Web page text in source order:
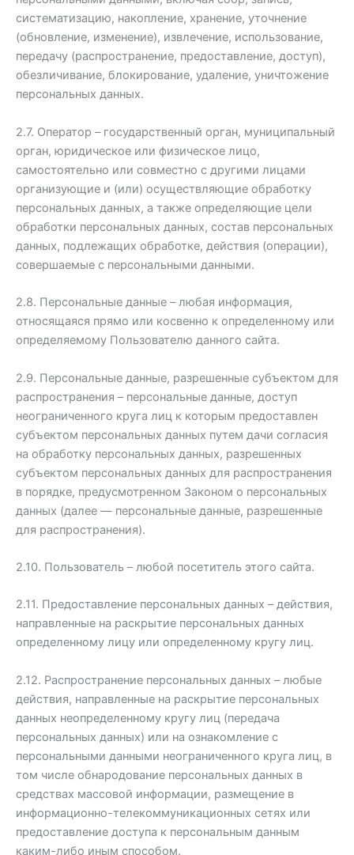
систематизацию, накопление, хранение, уточнение
(обновление, изменение), извлечение, использование,
передачу (распространение, предоставление, доступ),
обезличивание, блокирование, удаление, уничтожение
персональных данных.
2.7. Оператор – государственный орган, муниципальный
орган, юридическое или физическое лицо,
самостоятельно или совместно с другими лицами
организующие и (или) осуществляющие обработку
персональных данных, а также определяющие цели
обработки персональных данных, состав персональных
данных, подлежащих обработке, действия (операции),
совершаемые с персональными данными.
2.8. Персональные данные – любая информация,
относящаяся прямо или косвенно к определенному или
определяемому Пользователю данного сайта.
2.9. Персональные данные, разрешенные субъектом для
распространения – персональные данные, доступ
неограниченного круга лиц к которым предоставлен
субъектом персональных данных путем дачи согласия
на обработку персональных данных, разрешенных
субъектом персональных данных для распространения
в порядке, предусмотренном Законом о персональных
данных (далее — персональные данные, разрешенные
для распространения).
2.10. Пользователь – любой посетитель этого сайта.
2.11. Предоставление персональных данных – действия,
направленные на раскрытие персональных данных
определенному лицу или определенному кругу лиц.
2.12. Распространение персональных данных – любые
действия, направленные на раскрытие персональных
данных неопределенному кругу лиц (передача
персональных данных) или на ознакомление с
персональными данными неограниченного круга лиц, в
том числе обнародование персональных данных в
средствах массовой информации, размещение в
информационно-телекоммуникационных сетях или
предоставление доступа к персональным данным
каким-либо иным способом.